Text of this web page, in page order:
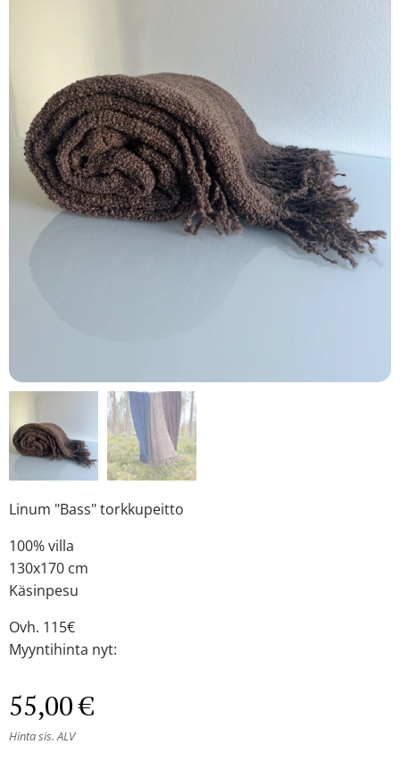
Linum "Bass" torkkupeitto
100% villa
130x170 cm
Käsinpesu
Ovh. 115€
Myyntihinta nyt:
55,00€
Hinta sis. ALV